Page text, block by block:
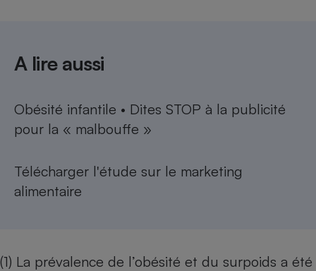
A lire aussi
Obésité infantile • Dites STOP à la publicité
pour la « malbouffe »
Télécharger l'étude sur le marketing
alimentaire
(1) La prévalence de l’obésité et du surpoids a été